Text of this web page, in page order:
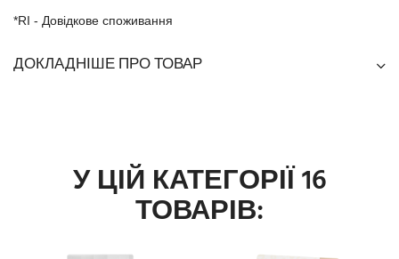
*RI - Довідкове споживання
ДОКЛАДНІШЕ ПРО ТОВАР
У ЦІЙ КАТЕГОРІЇ 16
ТОВАРІВ: